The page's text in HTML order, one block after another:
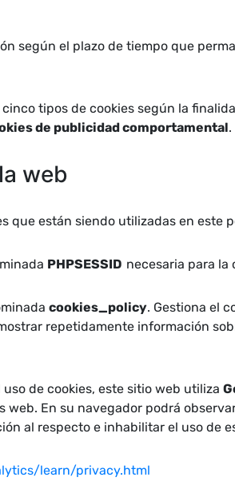
según el plazo de tiempo que
tipos de cookies según la
de publicidad comportamental.
web
que están siendo utilizadas en este
PHPSESSID necesaria para la
cookies_policy. Gestiona el
repetidamente información
de cookies, este sitio web utiliza
web. En su navegador podrá
al respecto e inhabilitar el uso de
learn/privacy.html